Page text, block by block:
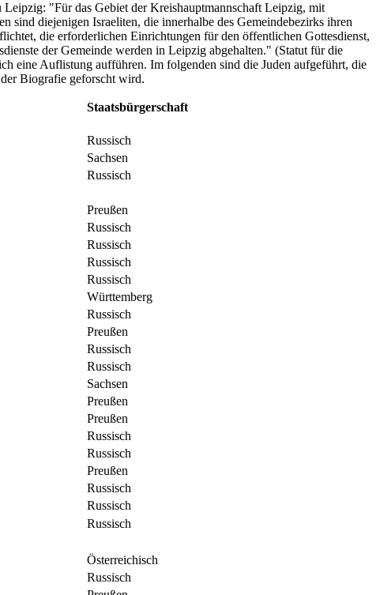
"Für das Gebiet der Kreishauptmannschaft Leipzig, mit
sind diejenigen Israeliten, die innerhalbe des Gemeindebezirks ihren
die erforderlichen Einrichtungen für den öffentlichen Gottesdienst,
der Gemeinde werden in Leipzig abgehalten." (Statut für die
eine Auflistung aufführen. Im folgenden sind die Juden aufgeführt, die
Biografie geforscht wird.
Staatsbürgerschaft
Russisch
Sachsen
Russisch
Preußen
Russisch
Russisch
Russisch
Russisch
Württemberg
Russisch
Preußen
Russisch
Russisch
Sachsen
Preußen
Preußen
Russisch
Russisch
Preußen
Russisch
Russisch
Russisch
Österreichisch
Russisch